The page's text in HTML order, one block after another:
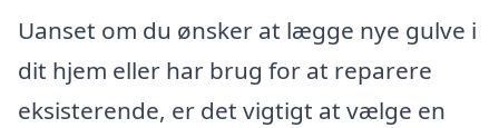
Uanset om du ønsker at lægge nye gulve i
dit hjem eller har brug for at reparere
eksisterende, er det vigtigt at vælge en